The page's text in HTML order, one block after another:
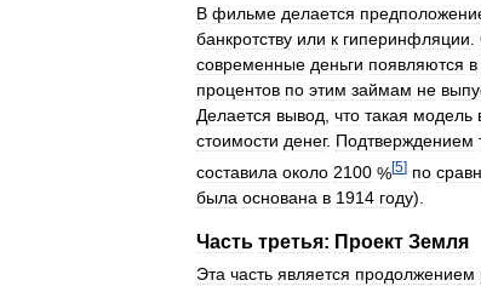
В фильме делается
банкротству или к гиперинфляции
современные деньги появляются в
процентов по этим займам не
Делается вывод что такая модель
стоимости денег. Подтверждением
составила около 2100 %[5] по
была основана в 1914 году).
Часть третья: Проект Земля
Эта часть является продолжением